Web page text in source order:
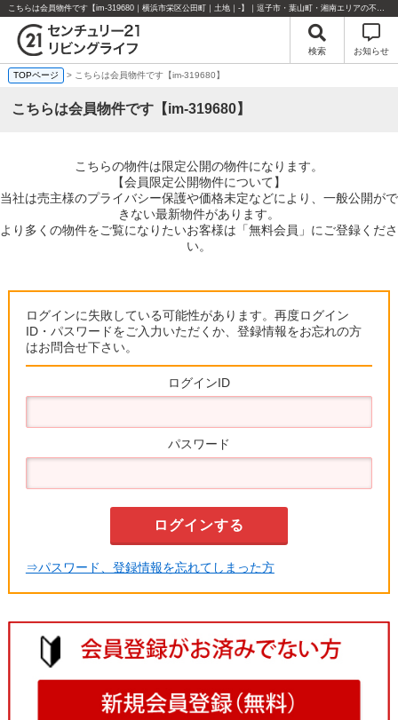
こちらは会員物件です【im-319680｜横浜市栄区公田町｜土地｜-】｜逗子市・葉山町・湘南エリアの不動産のことならセンチュリー21リビングライフにお任せください！
検索 お知らせ
TOPページ > こちらは会員物件です【im-319680】
こちらは会員物件です【im-319680】
こちらの物件は限定公開の物件になります。
【会員限定公開物件について】
当社は売主様のプライバシー保護や価格未定などにより、一般公開がで
きない最新物件があります。
より多くの物件をご覧になりたいお客様は「無料会員」にご登録くださ
い。
ログインに失敗している可能性があります。再度ログイン
ID・パスワードをご入力いただくか、登録情報をお忘れの方
はお問合せ下さい。
ログインID
パスワード
⇒パスワード、登録情報を忘れてしまった方